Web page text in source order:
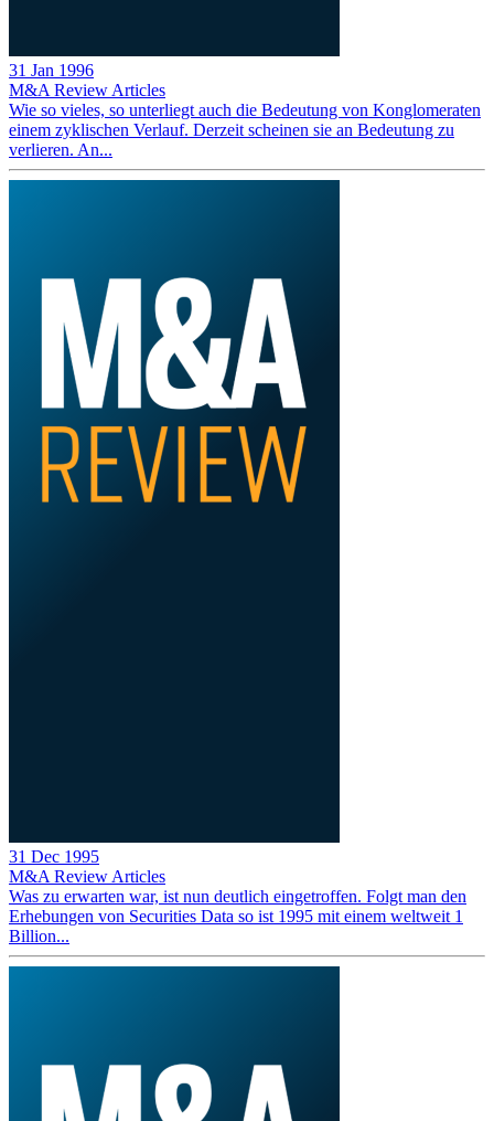
31 Jan 1996
M&A Review Articles
Wie so vieles, so unterliegt auch die Bedeutung von Konglomeraten
einem zyklischen Verlauf. Derzeit scheinen sie an Bedeutung zu
verlieren. An...
31 Dec 1995
M&A Review Articles
Was zu erwarten war, ist nun deutlich eingetroffen. Folgt man den
Erhebungen von Securities Data so ist 1995 mit einem weltweit 1
Billion...